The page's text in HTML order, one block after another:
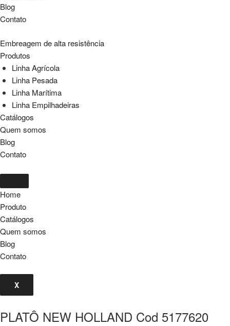
Blog
Contato
Embreagem de alta resistência
Produtos
Linha Agrícola
Linha Pesada
Linha Marítima
Linha Empilhadeiras
Catálogos
Quem somos
Blog
Contato
Home
Produto
Catálogos
Quem somos
Blog
Contato
X
PLATÔ NEW HOLLAND Cod 5177620